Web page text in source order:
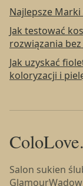
Najlepsze
Jak testować
rozwiązania
Jak uzyskać
koloryzacji i
Salon sukien